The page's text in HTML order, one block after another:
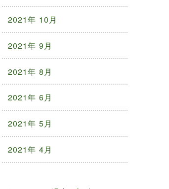
2021年 10月
2021年 9月
2021年 8月
2021年 6月
2021年 5月
2021年 4月